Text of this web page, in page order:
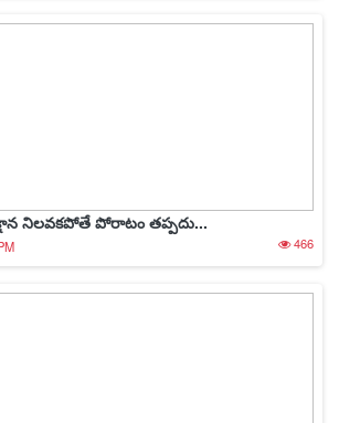
నిలవకపోతే పోరాటం తప్పదు...
466